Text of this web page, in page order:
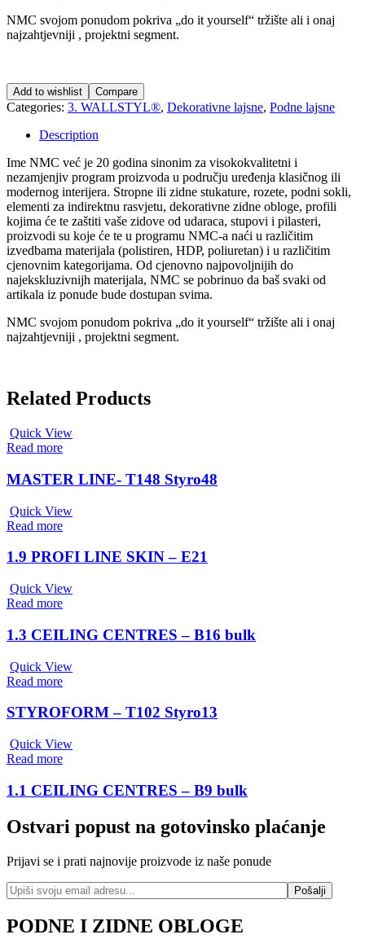
NMC svojom ponudom pokriva „do it yourself“ tržište ali i onaj
najzahtjevniji , projektni segment.
Add to wishlist Compare
Categories: 3. WALLSTYL®, Dekorativne lajsne, Podne lajsne
Description
Ime NMC već je 20 godina sinonim za visokokvalitetni i
nezamjenjiv program proizvoda u području uređenja klasičnog ili
modernog interijera. Stropne ili zidne stukature, rozete, podni sokli,
elementi za indirektnu rasvjetu, dekorativne zidne obloge, profili
kojima će te zaštiti vaše zidove od udaraca, stupovi i pilasteri,
proizvodi su koje će te u programu NMC-a naći u različitim
izvedbama materijala (polistiren, HDP, poliuretan) i u različitim
cjenovnim kategorijama. Od cjenovno najpovoljnijih do
najekskluzivnijh materijala, NMC se pobrinuo da baš svaki od
artikala iz ponude bude dostupan svima.
NMC svojom ponudom pokriva „do it yourself“ tržište ali i onaj
najzahtjevniji , projektni segment.
Related Products
Quick View
Read more
MASTER LINE- T148 Styro48
Quick View
Read more
1.9 PROFI LINE SKIN – E21
Quick View
Read more
1.3 CEILING CENTRES – B16 bulk
Quick View
Read more
STYROFORM – T102 Styro13
Quick View
Read more
1.1 CEILING CENTRES – B9 bulk
Ostvari popust na gotovinsko plaćanje
Prijavi se i prati najnovije proizvode iz naše ponude
PODNE I ZIDNE OBLOGE